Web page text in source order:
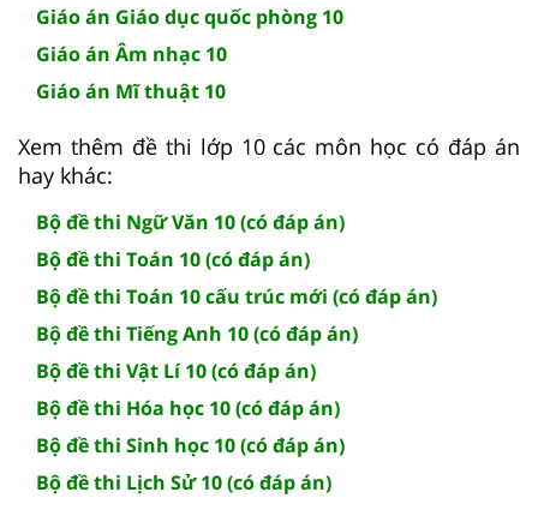
Giáo án Giáo dục quốc phòng 10
Giáo án Âm nhạc 10
Giáo án Mĩ thuật 10
Xem thêm đề thi lớp 10 các môn học có đáp án
hay khác:
Bộ đề thi Ngữ Văn 10 (có đáp án)
Bộ đề thi Toán 10 (có đáp án)
Bộ đề thi Toán 10 cấu trúc mới (có đáp án)
Bộ đề thi Tiếng Anh 10 (có đáp án)
Bộ đề thi Vật Lí 10 (có đáp án)
Bộ đề thi Hóa học 10 (có đáp án)
Bộ đề thi Sinh học 10 (có đáp án)
Bộ đề thi Lịch Sử 10 (có đáp án)